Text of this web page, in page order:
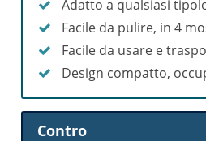
Adatto a qualsiasi
Facile da pulire, in 4
Facile da usare e
Design compatto,
Contro